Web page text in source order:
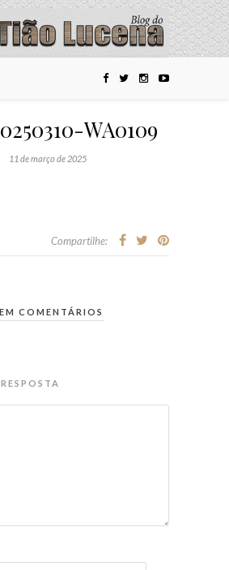
WA0109
11 de março de 2025
Compartilhe:
COMENTÁRIOS